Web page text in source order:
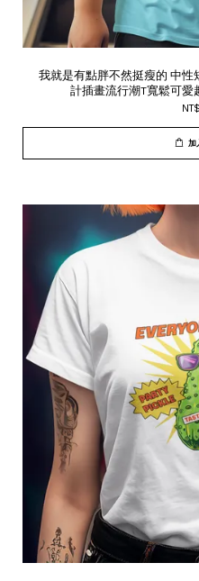
我就是有點胖不然挺瘦的 中性
計插畫流行潮T寬鬆可愛
加